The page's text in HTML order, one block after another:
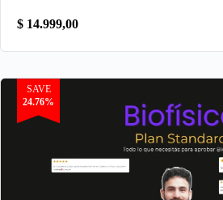
$ 14.999,00
SAVE
24.76%